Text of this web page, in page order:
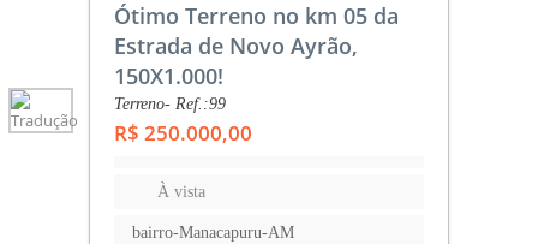
Ótimo Terreno no km 05 da
Estrada de Novo Ayrão,
150X1.000!
Terreno- Ref.:99
R$ 250.000,00
À vista
bairro-Manacapuru-AM